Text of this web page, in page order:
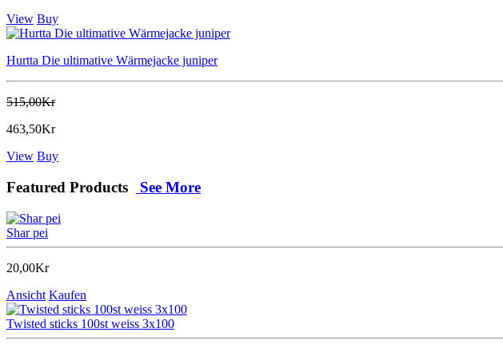
View Buy
Hurtta Die ultimative Wärmejacke juniper
515,00Kr
463,50Kr
View Buy
Featured Products See More
Shar pei
20,00Kr
Ansicht Kaufen
Twisted sticks 100st weiss 3x100